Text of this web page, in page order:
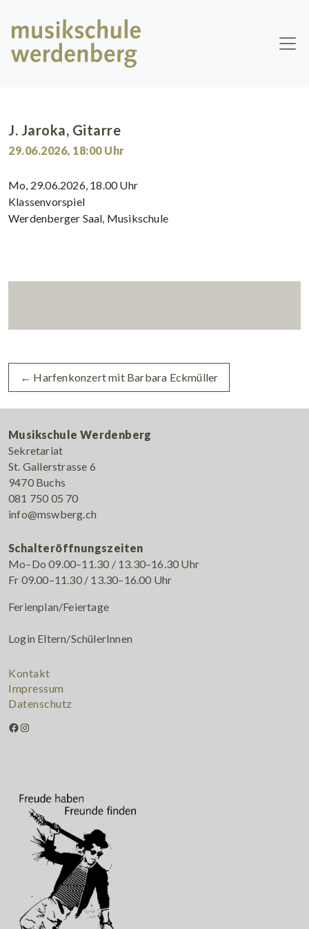
J. Jaroka, Gitarre
29.06.2026, 18:00Uhr
Mo, 29.06.2026, 18.00 Uhr
Klassenvorspiel
Werdenberger Saal, Musikschule
← Harfenkonzert mit Barbara Eckmüller
Musikschule Werdenberg
Sekretariat
St. Gallerstrasse 6
9470 Buchs
081 750 05 70
info@mswberg.ch
Schalteröffnungszeiten
Mo–Do 09.00–11.30 / 13.30–16.30 Uhr
Fr 09.00–11.30 / 13.30–16.00 Uhr
Ferienplan/Feiertage
Login Eltern/SchülerInnen
Kontakt
Impressum
Datenschutz
Facebook Instagram